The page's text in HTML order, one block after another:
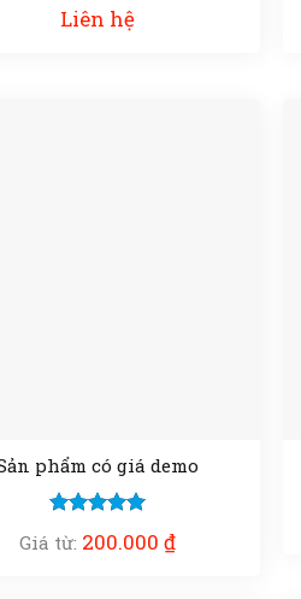
Liên hệ
phẩm có giá demo
hạng5.00
Giá từ: 200.000₫